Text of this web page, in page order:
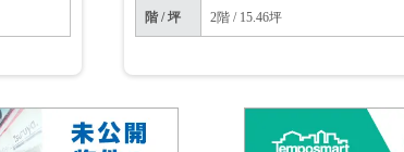
階 / 坪 2階 / 15.46坪